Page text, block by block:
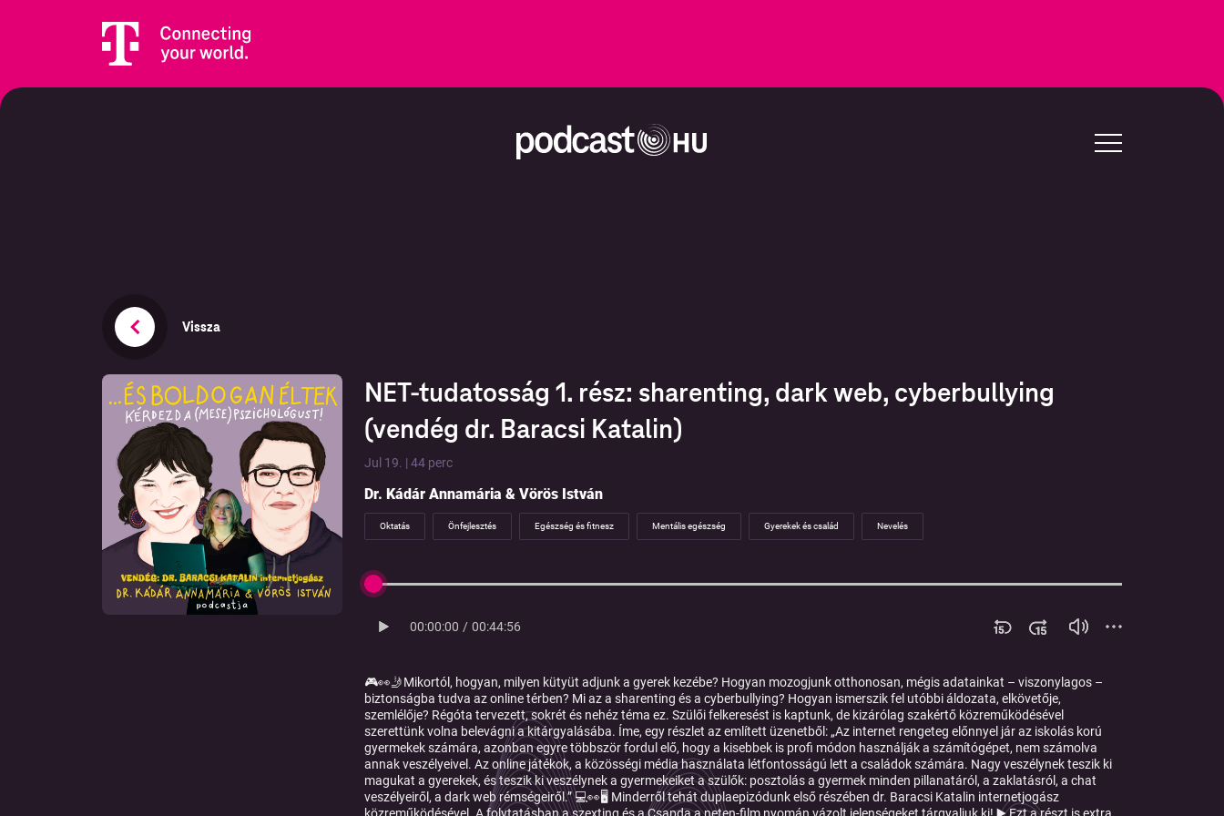
Vissza
NET-tudatosság 1. rész: sharenting, dark web, cyberbullying
(vendég dr. Baracsi Katalin)
Jul 19. | 44 perc
Dr. Kádár Annamária & Vörös István
Oktatás Önfejlesztés Egészség és fitnesz Mentális egészség Gyerekek és család Nevelés
00:00:00 / 00:44:56
🎮👀🤳Mikortól, hogyan, milyen kütyüt adjunk a gyerek kezébe? Hogyan mozogjunk otthonosan, mégis adatainkat – viszonylagos –
biztonságba tudva az online térben? Mi az a sharenting és a cyberbullying? Hogyan ismerszik fel utóbbi áldozata, elkövetője,
szemlélője? Régóta tervezett, sokrét és nehéz téma ez. Szülői felkeresést is kaptunk, de kizárólag szakértő közreműködésével
szerettünk volna belevágni a kitárgyalásába. Íme, egy részlet az említett üzenetből: „Az internet rengeteg előnnyel jár az iskolás korú
gyermekek számára, azonban egyre többször fordul elő, hogy a kisebbek is profi módon használják a számítógépet, nem számolva
annak veszélyeivel. Az online játékok, a közösségi média használata létfontosságú lett a családok számára. Nagy veszélynek teszik ki
magukat a gyerekek, és teszik ki veszélynek a gyermekeiket a szülők: posztolás a gyermek minden pillanatáról, a zaklatásról, a chat
veszélyeiről, a dark web rémségeiről.” 💻👀🖥 Minderről tehát duplaepizódunk első részében dr. Baracsi Katalin internetjogász